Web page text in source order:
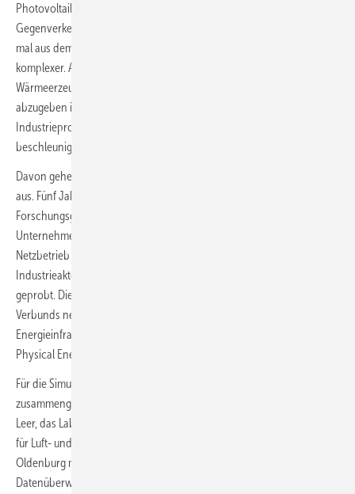
Photovoltaik (PV) oder Speicher in bald größeren Volumen im
Gegenverkehr mal von den Stromverbrauchern zurück ins Netz und
mal aus dem Netz zu den Verbrauchern fließt, wird das System
komplexer. Auch dass noch Überschussstrom in die elektrische
Wärmeerzeugung oder die Elektrolyse-Produktion von Wasserstoff
abzugeben ist, damit der flexible, emissionsfreie und sogar für
Industrieprozesse nutzbare Energieträger die Energiewende
beschleunigt, braucht feine digitale Regelungen.
Davon gehen die Beteiligten in Niedersachsens Zukunftslabor Energie
aus. Fünf Jahre lang haben Hochschulen und
Forschungsgemeinschaften sowie als Partner eingebundene
Unternehmen aus den Bereichen Energietechnik, Informatik,
Netzbetrieb und Energieversorgung mit energieintensiven
Industrieakteuren die neue Energiewelt überwiegend im Laborbetrieb
geprobt. Die Oldenburger Professorin Astrid Nieße als Sprecherin des
Verbunds nennt als Ziel die „vollständige Verwebung von
Energieinfrastruktur und Digitalisierung“ – oder im Fachsprech: „Cyber
Physical Energy Systems“.
Für die Simulation dieser Welt haben sie ihre Labore
zusammengeschaltet: das Verteilnetzlabor der Hochschule Emden-
Leer, das Labor für vernetzte Energiesysteme des Deutschen Zentrums
für Luft- und Raumfahrt in Oldenburg, die Laborinfrastruktur der Uni
Oldenburg mit virtuellem Blick auch auf die klassische Fern-
Datenüberwachung Scada der Grünstromanlagen zur